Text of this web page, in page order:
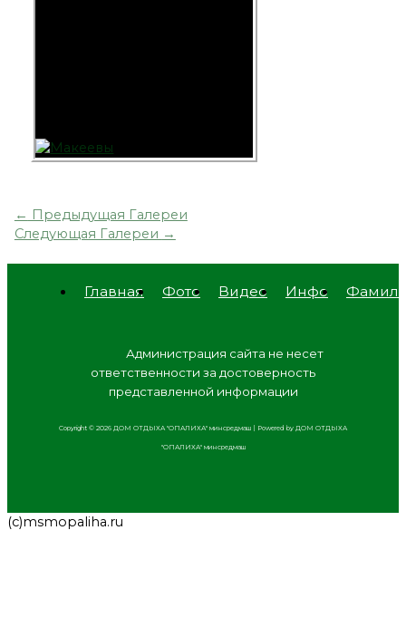
← Предыдущая Галереи
Следующая Галереи →
Главная Фото Видео Инфо
Администрация сайта не несет
ответственности за достоверность
представленной информации
Copyright © 2026 ДОМ ОТДЫХА "ОПАЛИХА" минсредмаш | Powered by ДОМ ОТДЫХА
"ОПАЛИХА" минсредмаш
(с)msmopaliha.ru